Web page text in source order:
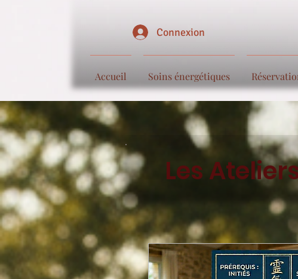
Connexion
Accueil Soins énergétiques
Les